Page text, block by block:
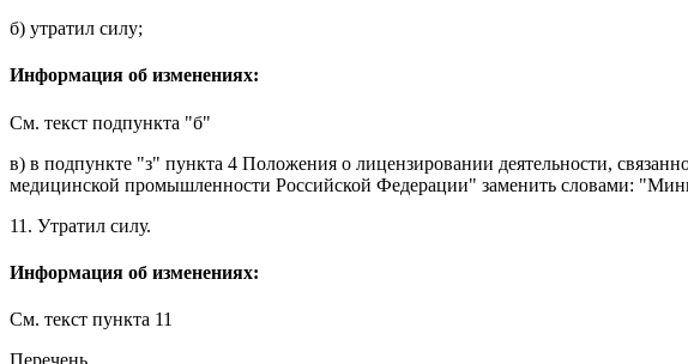
б) утратил силу;
Информация об изменениях:
См. текст подпункта "б"
в) в подпункте "з" пункта 4 Положения о лицензировании деятельности,
медицинской промышленности Российской Федерации" заменить словами:
11. Утратил силу.
Информация об изменениях:
См. текст пункта 11